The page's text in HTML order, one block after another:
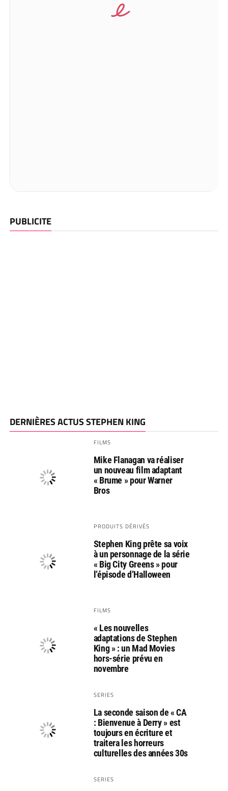
PUBLICITE
DERNIÈRES ACTUS STEPHEN KING
FILMS
Mike Flanagan va réaliser
un nouveau film adaptant
« Brume » pour Warner
Bros
PRODUITS DÉRIVÉS
Stephen King prête sa voix
à un personnage de la série
« Big City Greens » pour
l’épisode d’Halloween
FILMS
« Les nouvelles
adaptations de Stephen
King » : un Mad Movies
hors-série prévu en
novembre
SERIES
La seconde saison de « CA
: Bienvenue à Derry » est
toujours en écriture et
traitera les horreurs
culturelles des années 30s
SERIES